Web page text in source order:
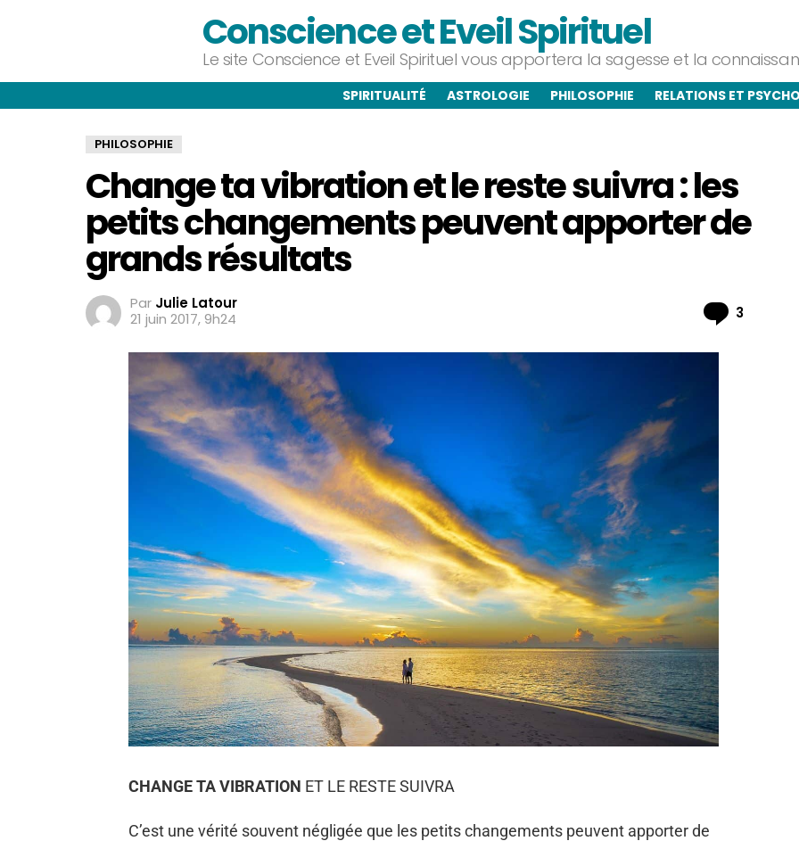
Conscience et Eveil Spirituel
Le site Conscience et Eveil Spirituel vous apportera la sagesse et la
SPIRITUALITÉ ASTROLOGIE PHILOSOPHIE RELATIONS ET
PHILOSOPHIE
Change ta vibration et le reste suivra : les
petits changements peuvent apporter de
grands résultats
Par Julie Latour
21 juin 2017, 9h24
3
CHANGE TA VIBRATION ET LE RESTE SUIVRA
C’est une vérité souvent négligée que les petits changements peuvent apporter de